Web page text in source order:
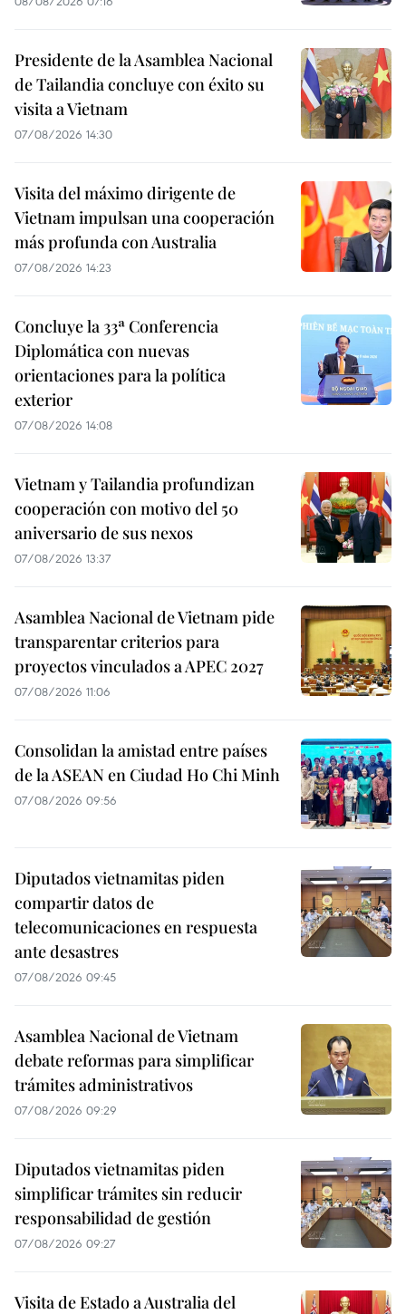
Presidente de la Asamblea Nacional
de Tailandia concluye con éxito su
visita a Vietnam
07/08/2026 14:30
Visita del máximo dirigente de
Vietnam impulsan una cooperación
más profunda con Australia
07/08/2026 14:23
Concluye la 33ª Conferencia
Diplomática con nuevas
orientaciones para la política
exterior
07/08/2026 14:08
Vietnam y Tailandia profundizan
cooperación con motivo del 50
aniversario de sus nexos
07/08/2026 13:37
Asamblea Nacional de Vietnam pide
transparentar criterios para
proyectos vinculados a APEC 2027
07/08/2026 11:06
Consolidan la amistad entre países
de la ASEAN en Ciudad Ho Chi Minh
07/08/2026 09:56
Diputados vietnamitas piden
compartir datos de
telecomunicaciones en respuesta
ante desastres
07/08/2026 09:45
Asamblea Nacional de Vietnam
debate reformas para simplificar
trámites administrativos
07/08/2026 09:29
Diputados vietnamitas piden
simplificar trámites sin reducir
responsabilidad de gestión
07/08/2026 09:27
Visita de Estado a Australia del